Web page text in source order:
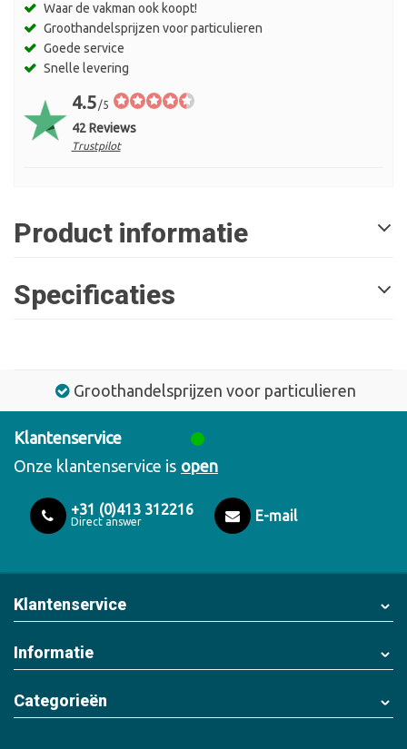
Waar de vakman ook koopt!
Groothandelsprijzen voor particulieren
Goede service
Snelle levering
4.5 /5
42 Reviews
Trustpilot
Product informatie
Specificaties
Groothandelsprijzen voor particulieren
Klantenservice
Onze klantenservice is open
+31 (0)413 312216
Direct answer E-mail
Klantenservice
Informatie
Categorieën